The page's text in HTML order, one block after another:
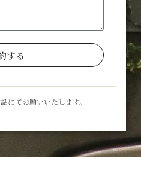
する
にてお願いいたします。